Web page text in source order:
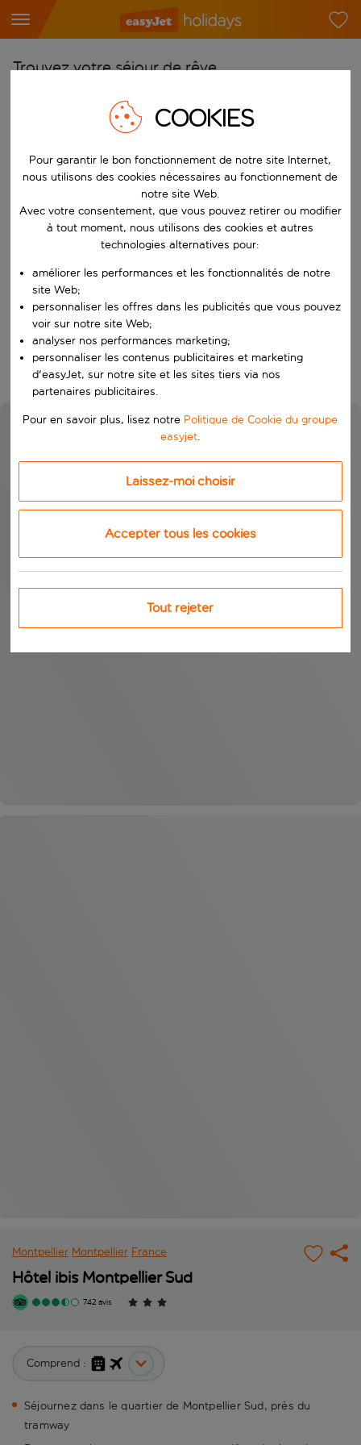
Trouvez votre séjour de rêve
Commencez à taper pour la saisie automatique. Lorsque les
Choisissez votre aéroport
Commencez à taper pour la saisie automatique. Lorsque les
Choisissez votre destination
Vers
Choisissez vos dates
Quand
Qui
Rechercher
Montpellier Montpellier France
Hôtel ibis Montpellier Sud
742 avis
Comprend :
Séjournez dans le quartier de Montpellier Sud, près du
tramway
COOKIES
Pour garantir le bon fonctionnement de notre site Internet,
nous utilisons des cookies nécessaires au fonctionnement de
notre site Web.
Avec votre consentement, que vous pouvez retirer ou modifier
à tout moment, nous utilisons des cookies et autres
technologies alternatives pour:
améliorer les performances et les fonctionnalités de notre
site Web;
personnaliser les offres dans les publicités que vous pouvez
voir sur notre site Web;
analyser nos performances marketing;
personnaliser les contenus publicitaires et marketing
d'easyJet, sur notre site et les sites tiers via nos
partenaires publicitaires.
Pour en savoir plus, lisez notre Politique de Cookie du groupe
easyjet.
Laissez-moi choisir
Accepter tous les cookies
Tout rejeter